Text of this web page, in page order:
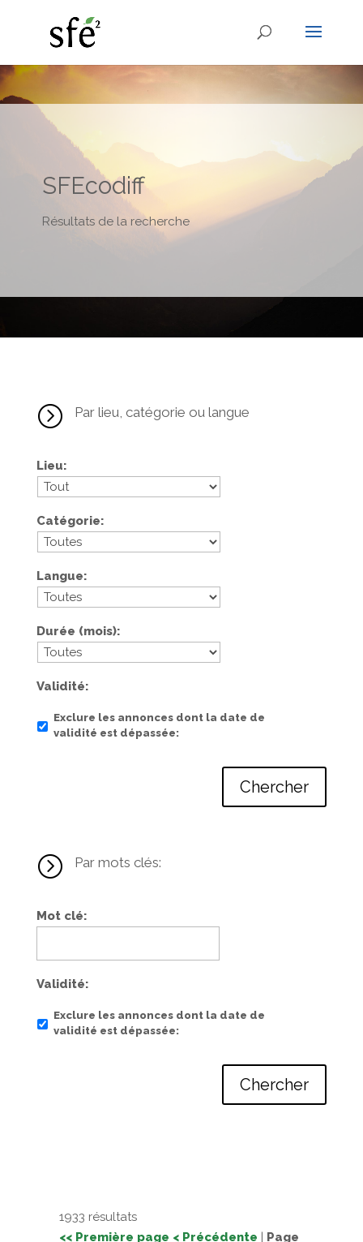
SFEcodiff
Résultats de la recherche
= Par lieu, catégorie ou langue
Lieu
Catégorie
Langue
Durée (mois)
Validité
Exclure les annonces dont la date de
validité est dépassée
Chercher
= Par mots clés:
Mot clé
Validité
Exclure les annonces dont la date de
validité est dépassée
Chercher
1933 résultats
<< Première page < Précédente | Page